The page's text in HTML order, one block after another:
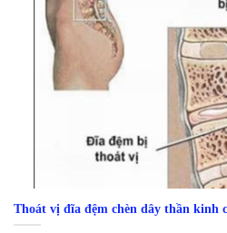
Thoát vị đĩa đệm chèn dây thần kinh